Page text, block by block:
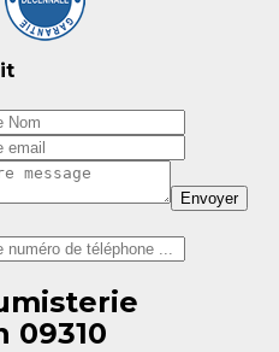
09310